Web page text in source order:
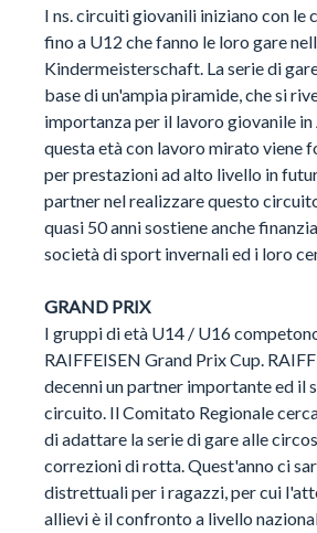
I ns. circuiti giovanili iniziano con le
fino a U12 che fanno le loro gare
Kindermeisterschaft. La serie di
base di un'ampia piramide, che si
importanza per il lavoro giovanile
questa età con lavoro mirato viene
per prestazioni ad alto livello in
partner nel realizzare questo
quasi 50 anni sostiene anche
società di sport invernali ed i loro
GRAND PRIX
I gruppi di età U14 / U16
RAIFFEISEN Grand Prix Cup.
decenni un partner importante ed il
circuito. Il Comitato Regionale
di adattare la serie di gare alle
correzioni di rotta. Quest'anno ci
distrettuali per i ragazzi, per cui
allievi è il confronto a livello